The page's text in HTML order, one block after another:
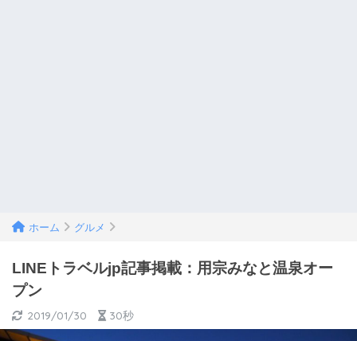
ホーム グルメ
LINEトラベルjp記事掲載：用宗みなと温泉オー
プン
2019/01/30 30秒